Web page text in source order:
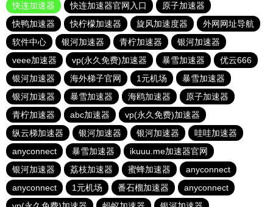
快连加速器
快连加速器官网入口
原子加速器
快鸭加速器
快柠檬加速器 旋风加速度器
外网网址导航
软件中心
银河加速器 青柠加速器
银河加速器
veee加速器
vp(永久免费)加速器 暴雪加速器
优云666
银河加速器
海外梯子官网 1元机场
暴雪加速器
银河加速器
暴雪加速器 海鸥加速器
原子加速器
青柠加速器
abc加速器
vp(永久免费)加速器
纵云梯加速器
银河加速器 银河加速器
哇哇加速器
anyconnect
暴雪加速器
ikuuu.me加速器官网
银河加速器
荔枝加速器 蜜蜂加速器
anyconnect
anyconnect
1元机场 番石榴加速器
anyconnect